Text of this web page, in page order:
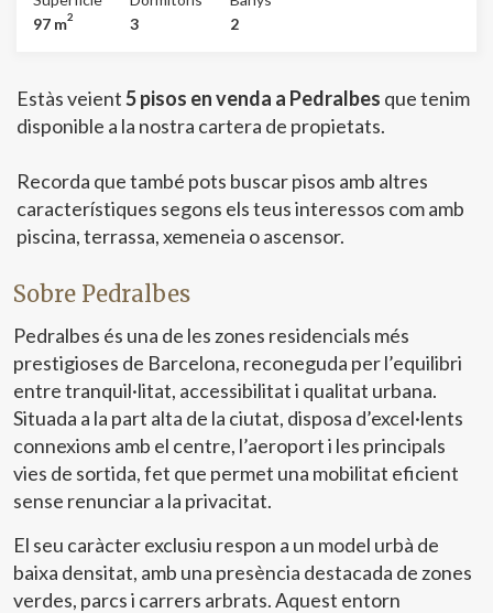
seva tranquil·litat, els seus excel·lents serveis i les seves
magnífiques connexions amb la resta de Barcelona. A
qualitat de vida. L'habitatge compta amb 97 m²
construïts (93 m² útils) distribuïts de forma molt
funcional. Actualment disposa de 3 habitacions i 2 banys
la qual cosa existeix la possibilitat de recuperar
fàcilment la quarta habitació si es necessita, adaptant-se
així a les necessitats de cada família. A més, disposa de
terrassa, plaça de pàrquing inclosa en el preu i accés a una
valor afegit ideal per a gaudir del temps lliure en família i
troba en molt bon estat, a punt per a entrar-hi a viure. La
seva orientació est proporciona una excel·lent entrada de
llum natural durant els matins.
97 m2
3
2
Estàs veient5 pisos en venda a Pedralbes que tenim
disponible a la nostra cartera de propietats.
Recorda que també pots buscar pisos amb altres
característiques segons els teus interessos com amb
piscina, terrassa, xemeneia o ascensor.
Sobre Pedralbes
Pedralbes és una de les zones residencials més
prestigioses de Barcelona, reconeguda per l’equilibri
entre tranquil·litat, accessibilitat i qualitat urbana.
Situada a la part alta de la ciutat, disposa d’excel·lents
connexions amb el centre, l’aeroport i les principals
vies de sortida, fet que permet una mobilitat eficient
sense renunciar a la privacitat.
El seu caràcter exclusiu respon a un model urbà de
baixa densitat, amb una presència destacada de zones
verdes, parcs i carrers arbrats. Aquest entorn